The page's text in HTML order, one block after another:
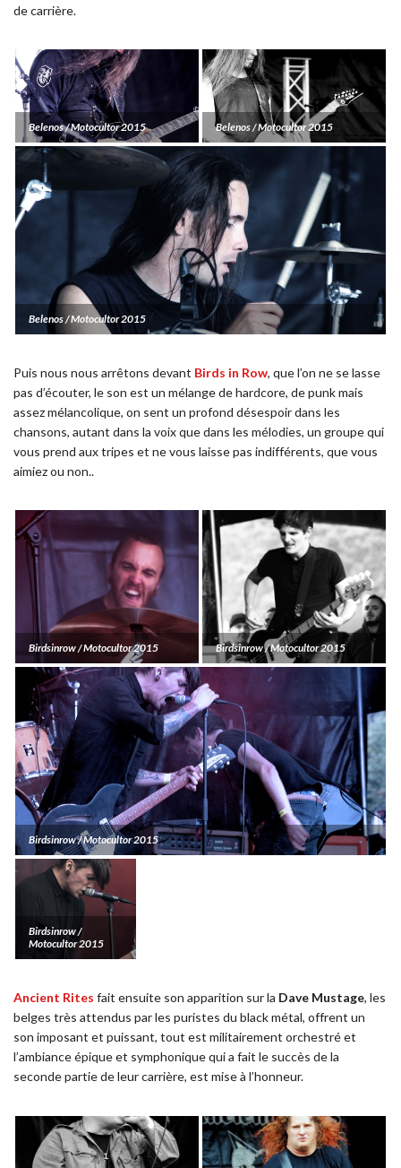
de carrière.
Belenos / Motocultor 2015 Belenos / Motocultor 2015
Belenos / Motocultor 2015
Puis nous nous arrêtons devant Birds in Row, que l’on ne se lasse
pas d’écouter, le son est un mélange de hardcore, de punk mais
assez mélancolique, on sent un profond désespoir dans les
chansons, autant dans la voix que dans les mélodies, un groupe qui
vous prend aux tripes et ne vous laisse pas indifférents, que vous
aimiez ou non..
Birdsinrow / Motocultor 2015 Birdsinrow / Motocultor 2015
Birdsinrow / Motocultor 2015
Birdsinrow /
Motocultor 2015
Ancient Rites fait ensuite son apparition sur la Dave Mustage, les
belges très attendus par les puristes du black métal, offrent un
son imposant et puissant, tout est militairement orchestré et
l’ambiance épique et symphonique qui a fait le succès de la
seconde partie de leur carrière, est mise à l’honneur.